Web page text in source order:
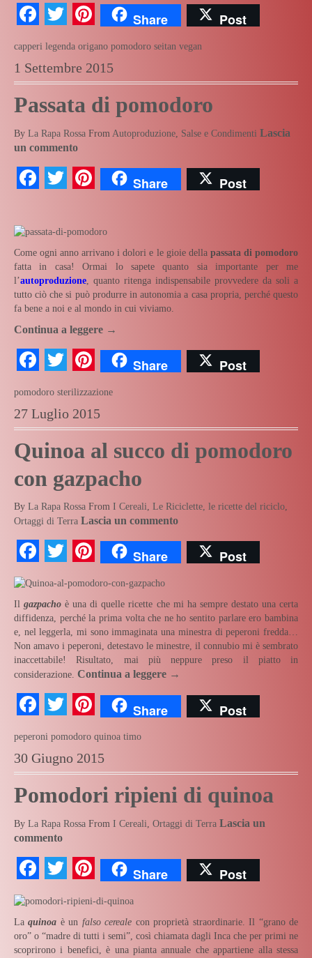
Facebook
TwitterPinterest
Share Post
capperi legenda origano pomodoro seitan vegan
1 Settembre 2015
Passata di pomodoro
By La Rapa Rossa From Autoproduzione Salse e Condimenti Lascia
un commento
Facebook
TwitterPinterest
Share Post
Come ogni anno arrivano i dolori e le gioie della passata di pomodoro
fatta in casa! Ormai lo sapete quanto sia importante per me
l’autoproduzione , quanto ritenga indispensabile provvedere da soli a
tutto ciò che si può produrre in autonomia a casa propria, perché questo
fa bene a noi e al mondo in cui viviamo.
Continua a leggere →
Facebook
TwitterPinterest
Share Post
pomodoro sterilizzazione
27 Luglio 2015
Quinoa al succo di pomodoro
con gazpacho
By La Rapa Rossa From I Cereali Le Riciclette, le ricette del riciclo
Ortaggi di Terra Lascia un commento
Facebook
TwitterPinterest
Share Post
Ilgazpacho è una di quelle ricette che mi ha sempre destato una certa
diffidenza, perché la prima volta che ne ho sentito parlare ero bambina
e, nel leggerla, mi sono immaginata una minestra di peperoni fredda…
Non amavo i peperoni, detestavo le minestre, il connubio mi è sembrato
inaccettabile! Risultato, mai più neppure preso il piatto in
considerazione. Continua a leggere →
Facebook
TwitterPinterest
Share Post
peperoni pomodoro quinoa timo
30 Giugno 2015
Pomodori ripieni di quinoa
By La Rapa Rossa From I Cereali, Ortaggi di Terra Lascia un
commento
Facebook
TwitterPinterest
Share Post
Laquinoa è un falso cereale con proprietà straordinarie. Il “grano de
oro” o “madre di tutti i semi”, così chiamata dagli Inca che per primi ne
scoprirono i benefici, è una pianta annuale che appartiene alla stessa